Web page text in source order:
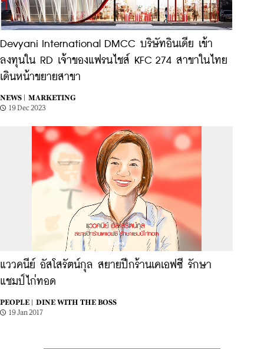
Devyani International DMCC บริษัทอินเดีย เข้า
ลงทุนใน RD เจ้าของแฟรนไชส์ KFC 274 สาขาในไทย
เดินหน้าขยายสาขา
NEWS |
MARKETING
19 Dec 2023
แววคนีย์ อัสโสรัตน์กุล สยายปีกร้านเคเอฟซี รักษา
แชมป์ไก่ทอด
PEOPLE |
DINE WITH THE BOSS
19 Jan 2017